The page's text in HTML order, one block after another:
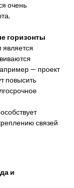
очень
горизонты
— проект
повысить
связей
и